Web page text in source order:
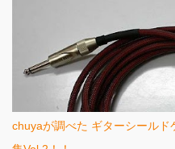
chuyaが調べた ギターシール